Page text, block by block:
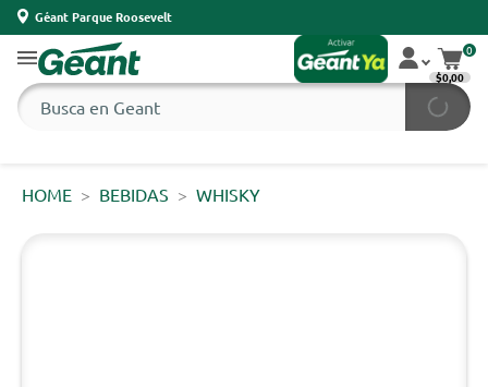
Géant Parque Roosevelt
0
$0,00
HOME BEBIDAS WHISKY